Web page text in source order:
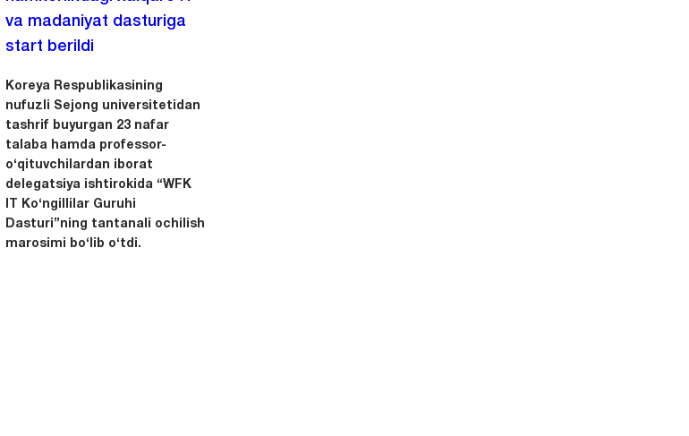
va madaniyat dasturiga
start berildi
Koreya Respublikasining
nufuzli Sejong universitetidan
tashrif buyurgan 23 nafar
talaba hamda professor-
o‘qituvchilardan iborat
delegatsiya ishtirokida “WFK
IT Ko‘ngillilar Guruhi
Dasturi”ning tantanali ochilish
marosimi bo‘lib o‘tdi.